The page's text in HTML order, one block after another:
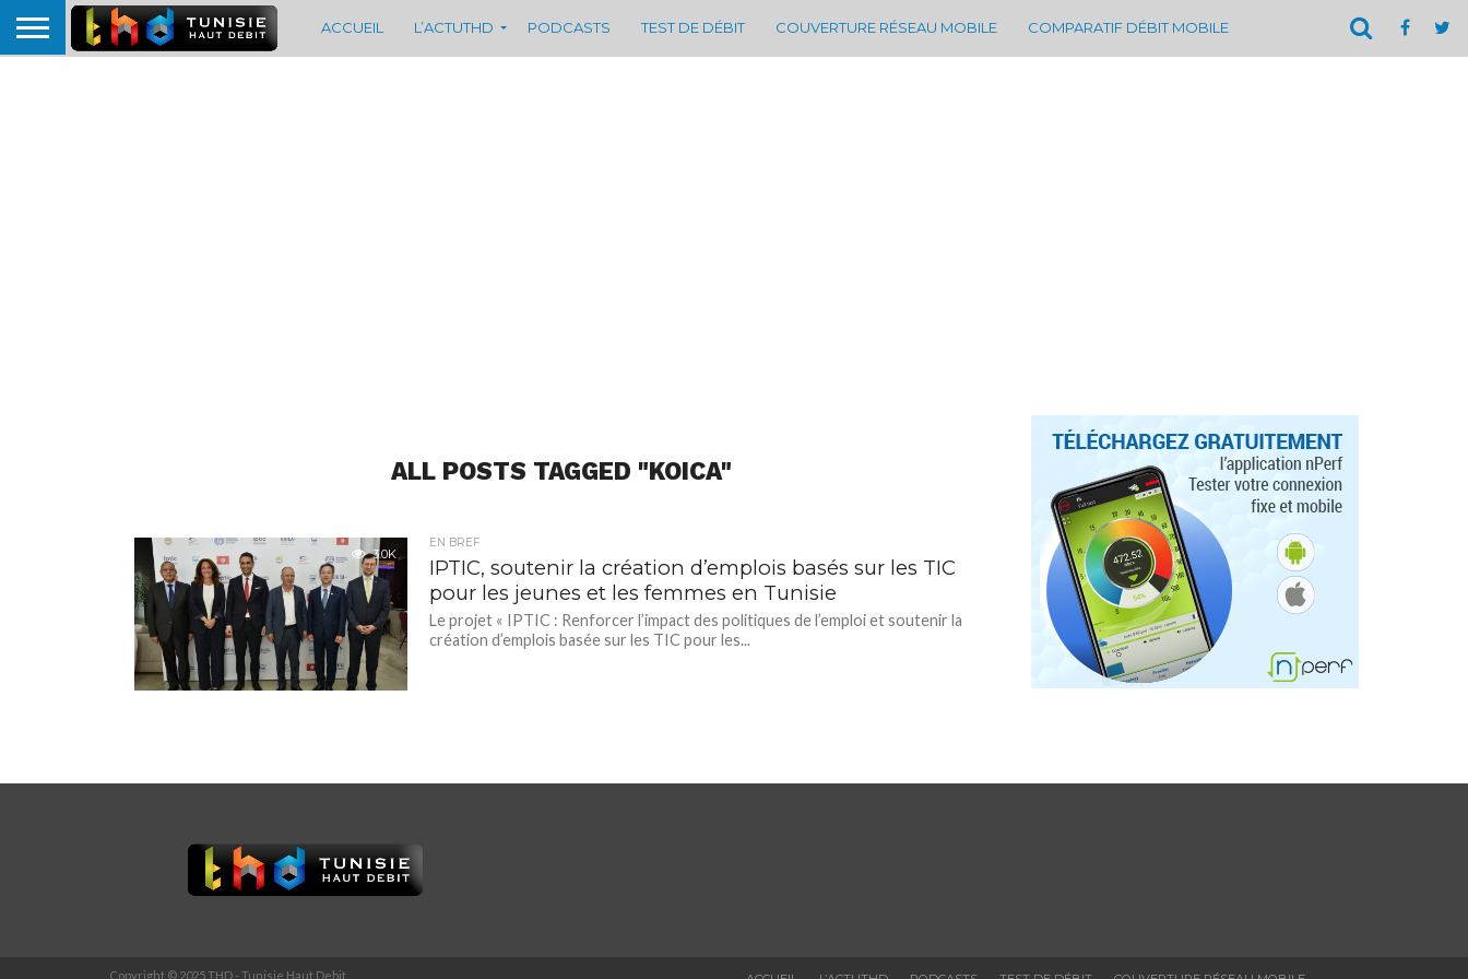
ACCUEIL L’ACTUTHD PODCASTS TEST DE DÉBIT COUVERTURE RÉSEAU MOBILE COMPARATIF DÉBIT MOBILE
ALL POSTS TAGGED "KOICA"
3.0K
EN BREF
IPTIC, soutenir la création d’emplois basés sur les TIC
pour les jeunes et les femmes en Tunisie
Le projet « IPTIC : Renforcer l’impact des politiques de l’emploi et soutenir la
création d’emplois basée sur les TIC pour les...
Copyright © 2025 THD - Tunisie Haut Debit.